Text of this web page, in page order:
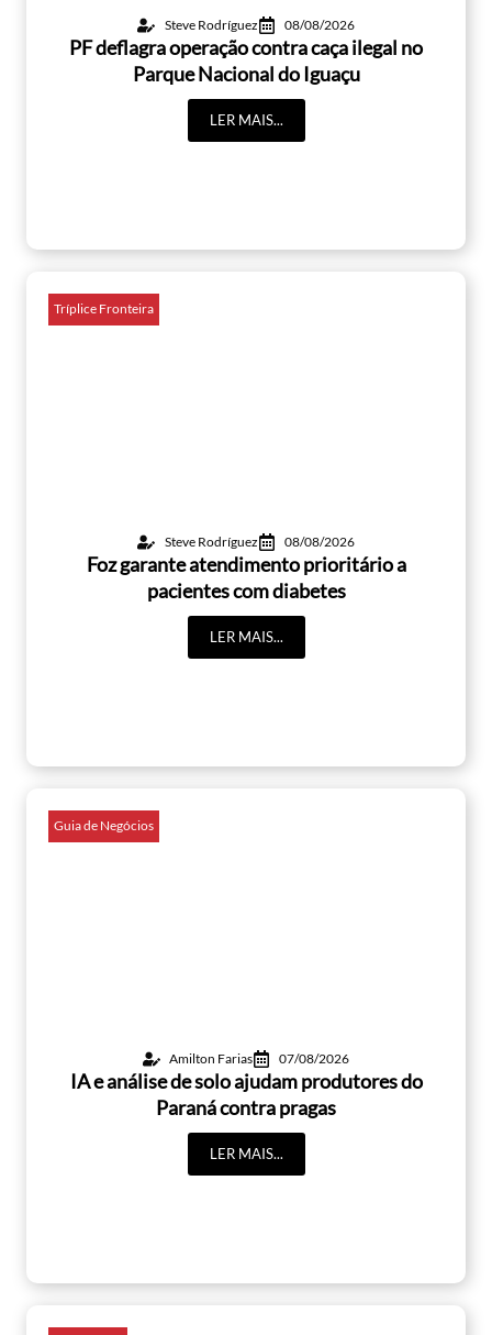
Steve Rodríguez 08/08/2026
PF deflagra operação contra caça ilegal no
Parque Nacional do Iguaçu
LER MAIS...
Tríplice Fronteira
Steve Rodríguez 08/08/2026
Foz garante atendimento prioritário a
pacientes com diabetes
LER MAIS...
Guia de Negócios
Amilton Farias 07/08/2026
IA e análise de solo ajudam produtores do
Paraná contra pragas
LER MAIS...